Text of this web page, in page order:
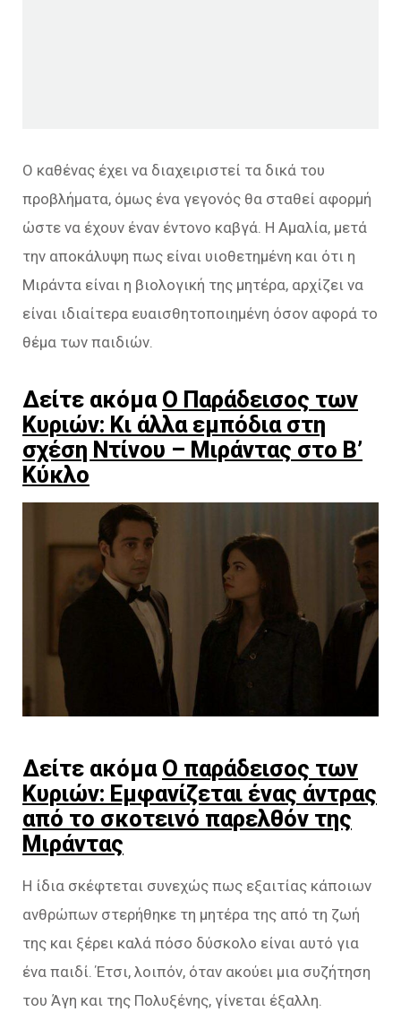
Ο καθένας έχει να διαχειριστεί τα δικά του
προβλήματα, όμως ένα γεγονός θα σταθεί αφορμή
ώστε να έχουν έναν έντονο καβγά. Η Αμαλία, μετά
την αποκάλυψη πως είναι υιοθετημένη και ότι η
Μιράντα είναι η βιολογική της μητέρα, αρχίζει να
είναι ιδιαίτερα ευαισθητοποιημένη όσον αφορά το
θέμα των παιδιών.
Δείτε ακόμα Ο Παράδεισος των
Κυριών: Κι άλλα εμπόδια στη
σχέση Ντίνου – Μιράντας στο Β’
Κύκλο
Δείτε ακόμα Ο παράδεισος των
Κυριών: Eμφανίζεται ένας άντρας
από το σκοτεινό παρελθόν της
Μιράντας
Η ίδια σκέφτεται συνεχώς πως εξαιτίας κάποιων
ανθρώπων στερήθηκε τη μητέρα της από τη ζωή
της και ξέρει καλά πόσο δύσκολο είναι αυτό για
ένα παιδί. Έτσι, λοιπόν, όταν ακούει μια συζήτηση
του Άγη και της Πολυξένης, γίνεται έξαλλη.